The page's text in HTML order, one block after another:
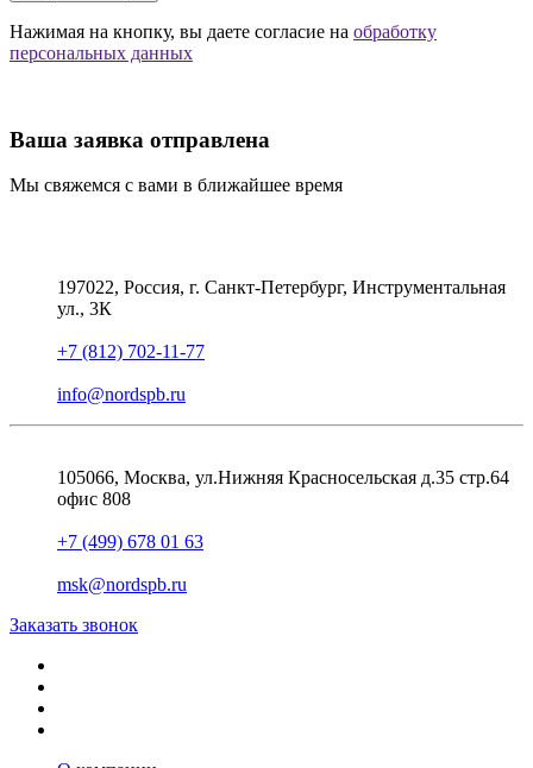
Нажимая на кнопку, вы даете согласие на обработку
персональных данных
Ваша заявка отправлена
Мы свяжемся с вами в ближайшее время
197022, Россия, г. Санкт-Петербург, Инструментальная
ул., 3К
+7 (812) 702-11-77
info@nordspb.ru
105066, Москва, ул.Нижняя Красносельская д.35 стр.64
офис 808
+7 (499) 678 01 63
msk@nordspb.ru
Заказать звонок